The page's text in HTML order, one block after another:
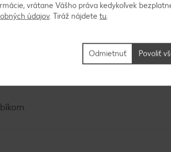
a pár lístkami mäty. Pridáme v
čiernym korením. Premiešame a
vrátane Vášho práva kedykoľvek
údajov. Tiráž nájdetetu.
Odmietnuť Povoliť